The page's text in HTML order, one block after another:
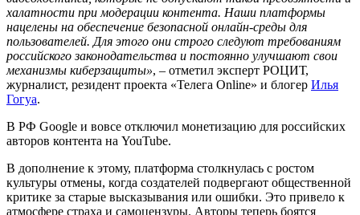
халатности при модерации контента. Наши платформы
нацелены на обеспечение безопасной онлайн-среды для
пользователей. Для этого они строго следуют требованиям
российского законодательства и постоянно улучшают свои
механизмы киберзащиты», – отметил эксперт РОЦИТ,
журналист, резидент проекта «Телега Online» и блогер Илья
Гогуа.
В РФ Google и вовсе отключил монетизацию для российских
авторов контента на YouTube.
В дополнение к этому, платформа столкнулась с ростом
культуры отмены, когда создателей подвергают общественной
критике за старые высказывания или ошибки. Это привело к
атмосфере страха и самоцензуры. Авторы теперь боятся